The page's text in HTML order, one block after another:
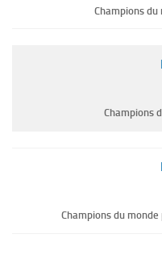
Champions
Champions
Champions du